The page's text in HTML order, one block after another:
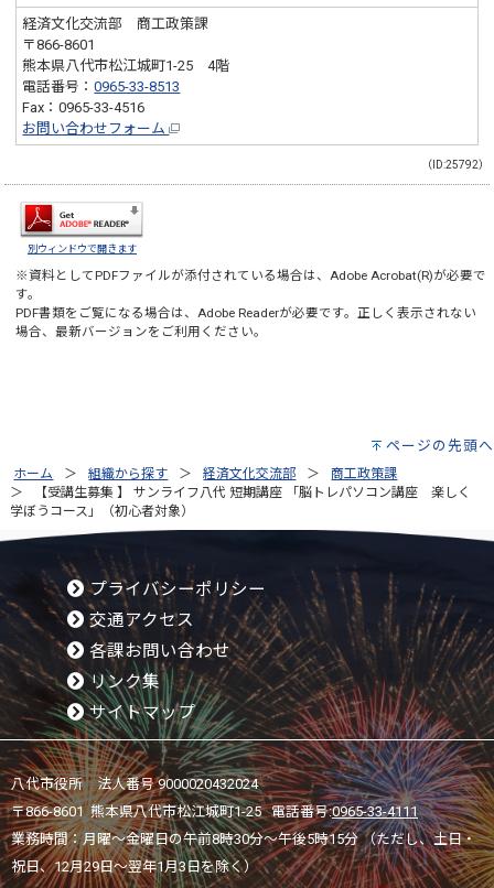
経済文化交流部 商工政策課
〒866-8601
熊本県八代市松江城町1-25 4階
電話番号：0965-33-8513
Fax：0965-33-4516
お問い合わせフォーム
（ID:25792）
別ウィンドウで開きます
※資料としてPDFファイルが添付されている場合は、 Adobe Acrobat(R)が必要で
す。
PDF書類をご覧になる場合は、 Adobe Readerが必要です。正しく表示されない
場合、最新バージョンをご利用ください。
ページの先頭へ
ホーム 組織から探す 経済文化交流部
商工政策課
【受講生募集 】 サンライフ八代 短期講座 「脳トレパソコン講座 楽しく
学ぼうコース」（初心者対象）
プライバシーポリシー
交通アクセス
各課お問い合わせ
リンク集
サイトマップ
八代市役所 法人番号 9000020432024
〒866-8601 熊本県八代市松江城町1-25 電話番号:0965-33-4111
業務時間：月曜～金曜日の午前8時30分～午後5時15分 （ただし、土日・
祝日、12月29日～翌年1月3日を除く）